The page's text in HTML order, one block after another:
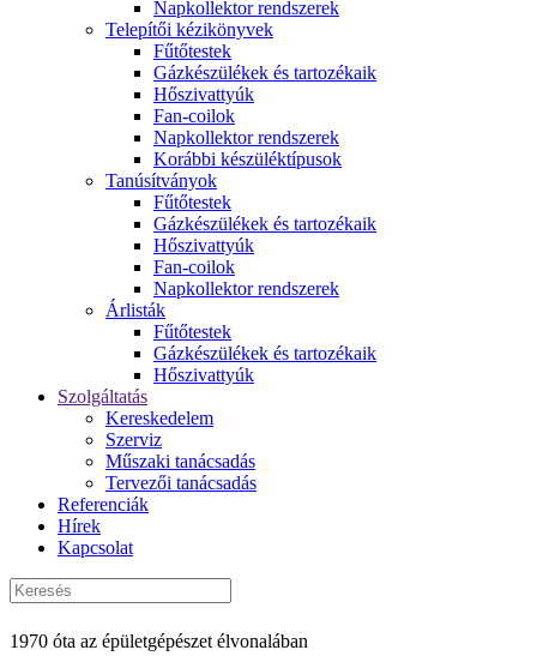
Napkollektor rendszerek
Telepítői kézikönyvek
Fűtőtestek
Gázkészülékek és tartozékaik
Hőszivattyúk
Fan-coilok
Napkollektor rendszerek
Korábbi készüléktípusok
Tanúsítványok
Fűtőtestek
Gázkészülékek és tartozékaik
Hőszivattyúk
Fan-coilok
Napkollektor rendszerek
Árlisták
Fűtőtestek
Gázkészülékek és tartozékaik
Hőszivattyúk
Szolgáltatás
Kereskedelem
Szerviz
Műszaki tanácsadás
Tervezői tanácsadás
Referenciák
Hírek
Kapcsolat
1970 óta az épületgépészet élvonalában